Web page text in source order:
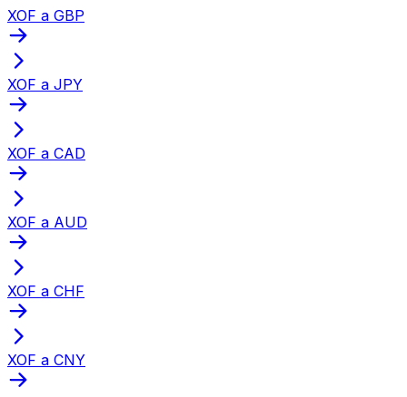
XOF a GBP
XOF a JPY
XOF a CAD
XOF a AUD
XOF a CHF
XOF a CNY